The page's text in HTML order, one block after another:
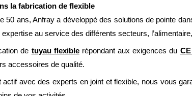
la fabrication de flexible
50 ans, Anfray a développé des solutions de pointe
au service des différents secteurs,
de tuyau flexiblerépondant aux exigences du
accessoires de qualité.
actif avec des experts en joint et flexible, nous vous